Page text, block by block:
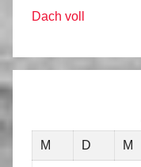
Dach voll
M
D M